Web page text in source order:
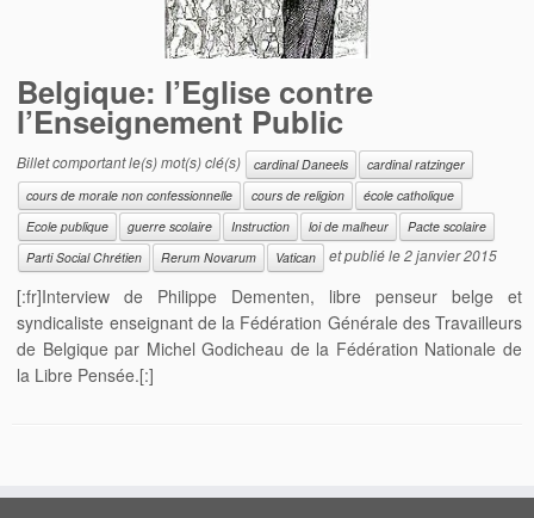
Belgique: l’Eglise contre
l’Enseignement Public
Billet comportant le(s) mot(s) clé(s) cardinal Daneels
cardinal ratzinger
cours de morale non confessionnelle
cours de religion
école catholique
Ecole publique
guerre scolaire Instruction loi de malheur
Pacte scolaire
Parti Social Chrétien
Rerum Novarum Vatican et publié le2 janvier 2015
[:fr]Interview de Philippe Dementen, libre penseur belge et
syndicaliste enseignant de la Fédération Générale des Travailleurs
de Belgique par Michel Godicheau de la Fédération Nationale de
la Libre Pensée.[:]